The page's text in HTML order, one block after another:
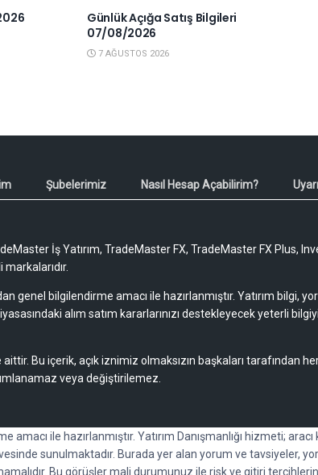
Günlük Açığa Satış Bilgileri
07/08/2026
7 AĞUSTOS 2026
Şubelerimiz Nasıl Hesap Açabilirim?
İş Yatırım, TradeMaster FX, TradeMaster FX Plus,
genel bilgilendirme amacı ile hazırlanmıştır. Yatırım bilgi,
alım satım kararlarınızı destekleyecek yeterli bilgiyi
Bu içerik, açık iznimiz olmaksızın başkaları tarafından
veya değiştirilemez.
amacı ile hazırlanmıştır. Yatırım Danışmanlığı hizmeti;
sunulmaktadır. Burada yer alan yorum ve tavsiyeler,
Bu görüşler mali durumunuz ile risk ve gitiri